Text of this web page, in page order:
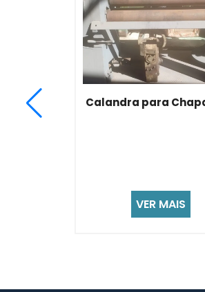
Calandra para
VER MAIS